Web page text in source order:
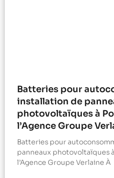
Batteries pour
installation de
photovoltaïques à
l’Agence Groupe
Batteries pour
panneaux photovoltaïques
l’Agence Groupe Verlaine À